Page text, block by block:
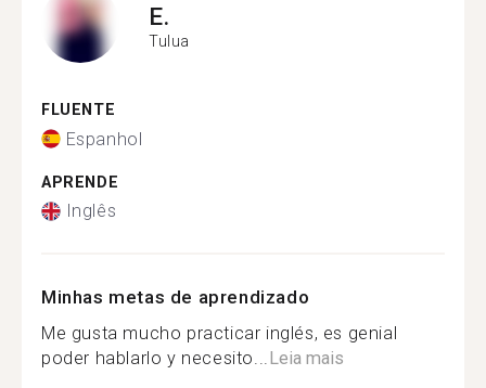
E.
Tulua
FLUENTE
Espanhol
APRENDE
Inglês
Minhas metas de aprendizado
Me gusta mucho practicar inglés, es genial
poder hablarlo y necesito...Leia mais